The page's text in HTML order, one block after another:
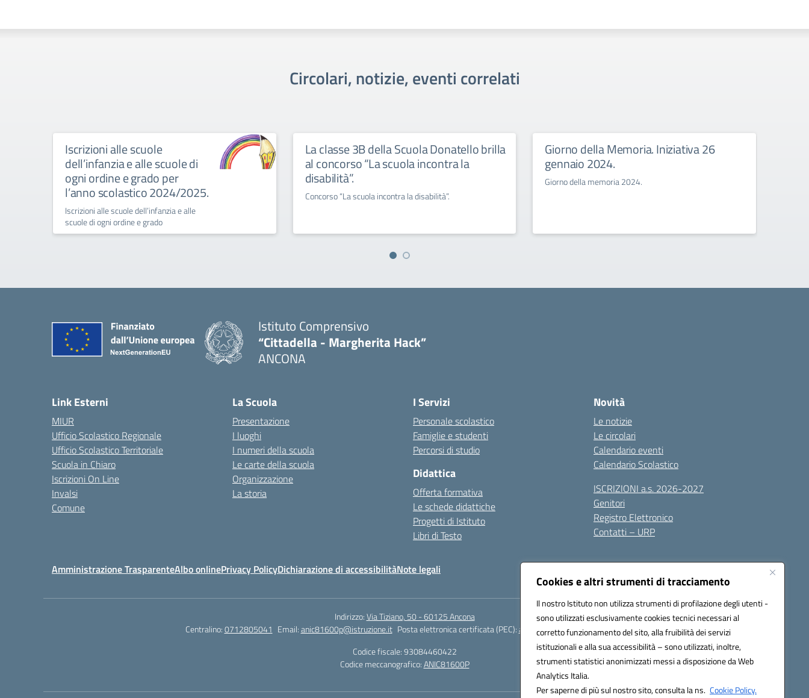
Cookies e altri strumenti di tracciamento
Il nostro Istituto non utilizza strumenti di profilazione degli utenti -
sono utilizzati esclusivamente cookies tecnici necessari al
corretto funzionamento del sito, alla fruibilità dei servizi
istituzionali e alla sua accessibilità – sono utilizzati, inoltre,
strumenti statistici anonimizzati messi a disposizione da Web
Analytics Italia.
Per saperne di più sul nostro sito, consulta la ns. Cookie Policy.
Circolari, notizie, eventi correlati
Iscrizioni alle scuole
dell’infanzia e alle scuole di
ogni ordine e grado per
l’anno scolastico 2024/2025.
Iscrizioni alle scuole dell’infanzia e alle
scuole di ogni ordine e grado
La classe 3B della Scuola Donatello brilla
al concorso “La scuola incontra la
disabilità”.
Concorso “La scuola incontra la disabilità”.
Giorno della Memoria. Iniziativa 26
gennaio 2024.
Giorno della memoria 2024.
Istituto Comprensivo
“Cittadella - Margherita Hack”
ANCONA
Link Esterni
MIUR
Ufficio Scolastico Regionale
Ufficio Scolastico Territoriale
Scuola in Chiaro
Iscrizioni On Line
Invalsi
Comune
La Scuola
Presentazione
I luoghi
I numeri della scuola
Le carte della scuola
Organizzazione
La storia
I Servizi
Personale scolastico
Famiglie e studenti
Percorsi di studio
Didattica
Offerta formativa
Le schede didattiche
Progetti di Istituto
Libri di Testo
Novità
Le notizie
Le circolari
Calendario eventi
Calendario Scolastico
ISCRIZIONI a.s. 2026-2027
Genitori
Registro Elettronico
Contatti – URP
Amministrazione TrasparenteAlbo onlinePrivacy PolicyDichiarazione di accessibilitàNote legali
Indirizzo:Via Tiziano, 50 - 60125 Ancona
Centralino:0712805041 Email:anic81600p@istruzione.it Posta elettronica certificata (PEC):anic81600p@pec.istruzione.it
Codice fiscale: 93084460422
Codice meccanografico:ANIC81600P